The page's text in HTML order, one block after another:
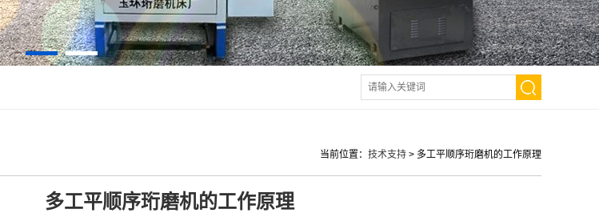
当前位置： 技术支持 > 多工平顺序珩磨机的工作原理
多工平顺序珩磨机的工作原理